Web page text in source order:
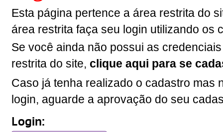
Esta página pertence a área restrita do
área restrita faça seu login utilizando os
Se você ainda não possui as
restrita do site, clique aqui para se
Caso já tenha realizado o cadastro mas
login, aguarde a aprovação do seu
Login: